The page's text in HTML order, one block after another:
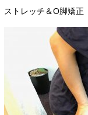
ストレッチ＆O脚矯正